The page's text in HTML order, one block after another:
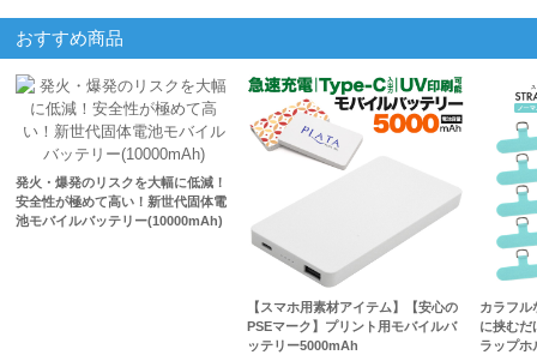
おすすめ商品
発火・爆発のリスクを大幅に低減！
安全性が極めて高い！新世代固体電
池モバイルバッテリー(10000mAh)
【スマホ用素材アイテム】【安心の
PSEマーク】プリント用モバイルバ
ッテリー5000mAh
カラフル
に挟む
ラップホ